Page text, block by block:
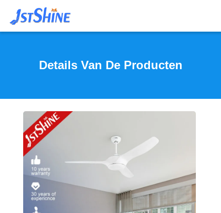
Details Van De Producten